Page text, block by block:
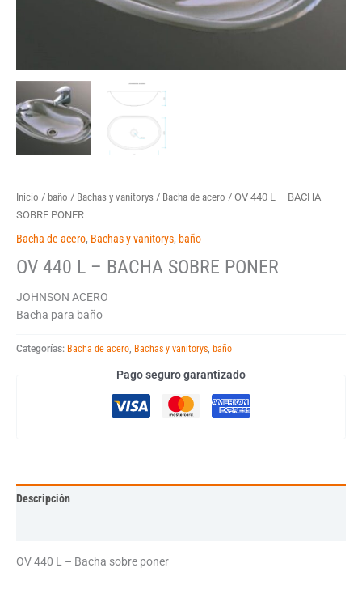
Inicio / baño / Bachas y vanitorys / Bacha de acero / OV 440 L – BACHA
SOBRE PONER
Bacha de acero, Bachas y vanitorys, baño
OV 440 L – BACHA SOBRE PONER
JOHNSON ACERO
Bacha para baño
Categorías: Bacha de acero, Bachas y vanitorys, baño
Pago seguro garantizado
Descripción
OV 440 L – Bacha sobre poner